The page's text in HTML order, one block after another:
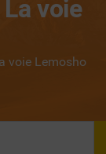
voie
voie Lemosho